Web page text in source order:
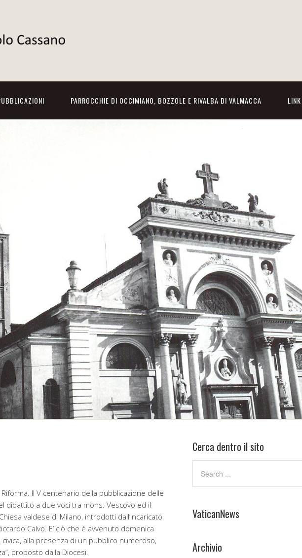
PARROCCHIE DI OCCIMIANO, BOZZOLE E RIVALBA DI VALMACCA LINK
Riforma. Il V centenario della pubblicazione delle
dibattito a due voci tra mons. Vescovo ed il
valdese di Milano, introdotti dall’incaricato
Calvo. E’ ciò che è avvenuto domenica
alla presenza di un pubblico numeroso,
proposto dalla Diocesi.
Cerca dentro il sito
VaticanNews
Archivio